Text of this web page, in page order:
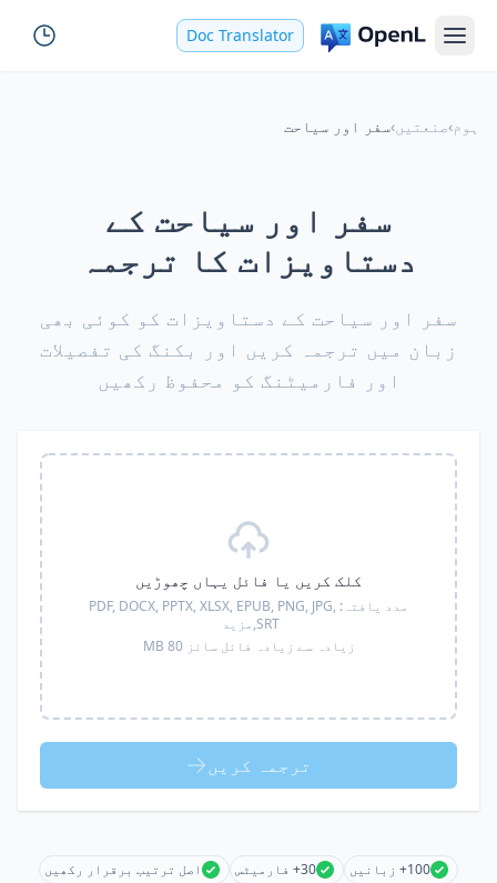
Doc Translator
ہوم›صنعتیں›سفر اور سیاحت
سفر اور سیاحت کے
دستاویزات کا ترجمہ
سفر اور سیاحت کے دستاویزات کو کوئی بھی
زبان میں ترجمہ کریں اور بکنگ کی تفصیلات
اور فارمیٹنگ کو محفوظ رکھیں
کلک کریں یا فائل یہاں چھوڑیں
مدد یافتہ: PDF, DOCX, PPTX, XLSX, EPUB, PNG, JPG,
SRT, مزید
زیادہ سے زیادہ فائل سائز 80 MB
ترجمہ کریں
100+ زبانیں 30+ فارمیٹس
اصل ترتیب برقرار رکھیں